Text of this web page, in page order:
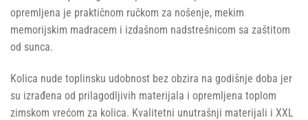
opremljena je praktičnom ručkom za nošenje, mekim
memorijskim madracem i izdašnom nadstrešnicom sa zaštitom
od sunca.
Kolica nude toplinsku udobnost bez obzira na godišnje doba jer
su izrađena od prilagodljivih materijala i opremljena toplom
zimskom vrećom za kolica. Kvalitetni unutrašnji materijali i XXL